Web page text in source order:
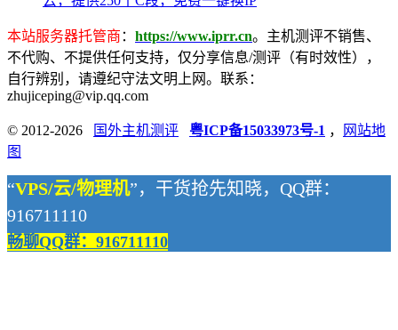
本站服务器托管商 ： https://www.iprr.cn。主机测评不销售、
不代购、不提供任何支持，仅分享信息/测评（有时效性），
自行辨别，请遵纪守法文明上网。联系：
zhujiceping@vip.qq.com
© 2012-2026 国外主机测评 粤ICP备15033973号-1 ，
网站地
图
“VPS/云/物理机”，干货抢先知晓，QQ群：
916711110
畅聊QQ群：916711110